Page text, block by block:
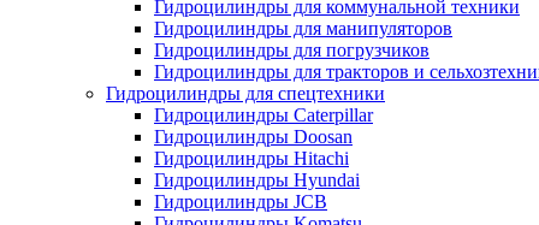
Гидроцилиндры для коммунальной техники
Гидроцилиндры для манипуляторов
Гидроцилиндры для погрузчиков
Гидроцилиндры для тракторов и
Гидроцилиндры для спецтехники
Гидроцилиндры Caterpillar
Гидроцилиндры Doosan
Гидроцилиндры Hitachi
Гидроцилиндры Hyundai
Гидроцилиндры JCB